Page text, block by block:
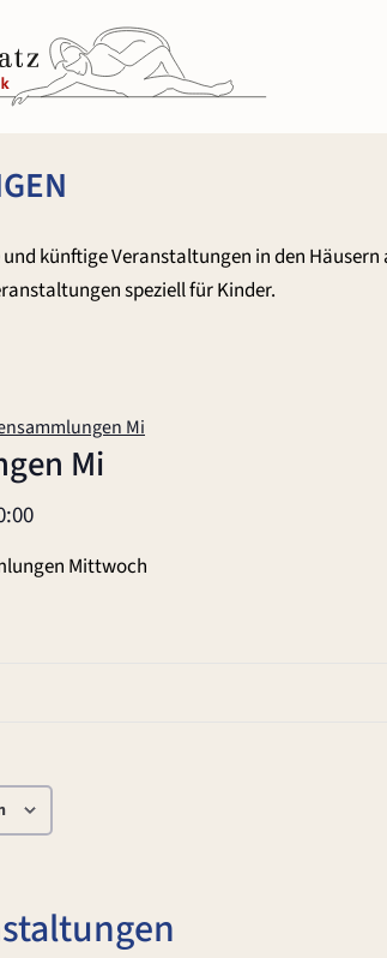
künftige Veranstaltungen in den
speziell für Kinder.
Mi
Mi
Mittwoch